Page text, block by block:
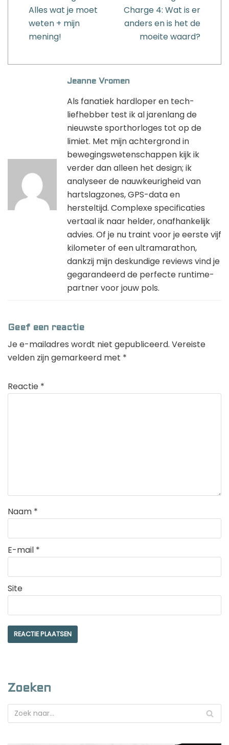
Alles wat je moet
weten + mijn
mening!
Charge 4: Wat is er
anders en is het de
moeite waard?
Jeanne Vromen
Als fanatiek hardloper en tech-
liefhebber test ik al jarenlang de
nieuwste sporthorloges tot op de
limiet. Met mijn achtergrond in
bewegingswetenschappen kijk ik
verder dan alleen het design; ik
analyseer de nauwkeurigheid van
hartslagzones, GPS-data en
hersteltijd. Complexe specificaties
vertaal ik naar helder, onafhankelijk
advies. Of je nu traint voor je eerste vijf
kilometer of een ultramarathon,
dankzij mijn deskundige reviews vind je
gegarandeerd de perfecte runtime-
partner voor jouw pols.
Geef een reactie
Je e-mailadres wordt niet gepubliceerd. Vereiste
velden zijn gemarkeerd met *
Reactie *
Naam *
E-mail *
Site
Zoeken